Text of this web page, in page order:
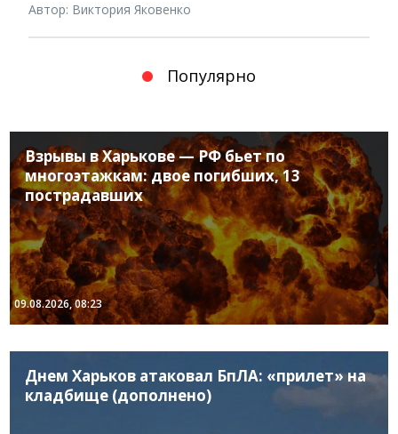
Автор: Виктория Яковенко
Популярно
Взрывы в Харькове — РФ бьет по
многоэтажкам: двое погибших, 13
пострадавших
09.08.2026, 08:23
Днем Харьков атаковал БпЛА: «прилет» на
кладбище (дополнено)